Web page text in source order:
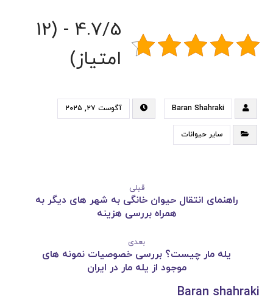
4.7/5 - (12
امتیاز)
Baran Shahraki آگوست ۲۷, ۲۰۲۵
سایر حیوانات
قبلی
راهنمای انتقال حیوان خانگی به شهر های دیگر به
همراه بررسی هزینه
بعدی
یله مار چیست؟ بررسی خصوصیات نمونه های
موجود از یله مار در ایران
Baran shahraki